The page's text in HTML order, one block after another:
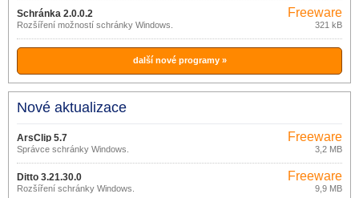
Schránka 2.0.0.2
Rozšíření možností schránky Windows.
Freeware
321 kB
další nové programy »
Nové aktualizace
ArsClip 5.7
Správce schránky Windows.
Freeware
3,2 MB
Ditto 3.21.30.0
Rozšíření schránky Windows.
Freeware
9,9 MB